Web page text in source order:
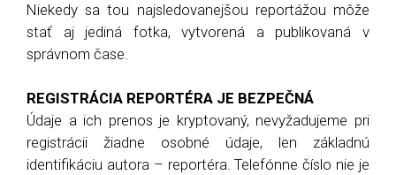
Niekedy sa tou najsledovanejšou reportážou môže
stať aj jediná fotka, vytvorená a publikovaná v
správnom čase.
REGISTRÁCIA REPORTÉRA JE BEZPEČNÁ
Údaje a ich prenos je kryptovaný, nevyžadujeme pri
registrácii žiadne osobné údaje, len základnú
identifikáciu autora – reportéra. Telefónne číslo nie je